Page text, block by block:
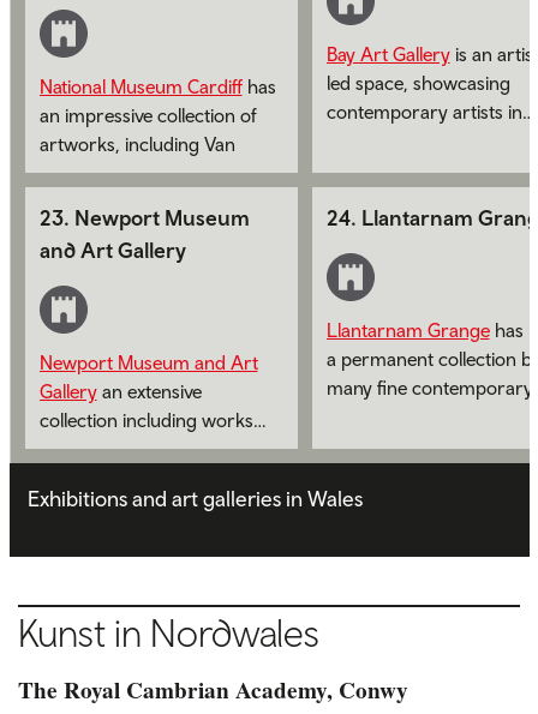
National Museum Cardiffhas
an impressive collection of
artworks, including Van
Gogh and leading Welsh
Bay Art Galleryis an
led space, showcasing
contemporary artists in
23. Newport Museum
and Art Gallery
Newport Museum and Art
Galleryan extensive
collection including works
by Lowry.
24. Llantarnam
Llantarnam Grangehas
a permanent collection
many fine contemporary
Exhibitions and art galleries in Wales
Kunst in Nordwales
The Royal Cambrian Academy, Conwy